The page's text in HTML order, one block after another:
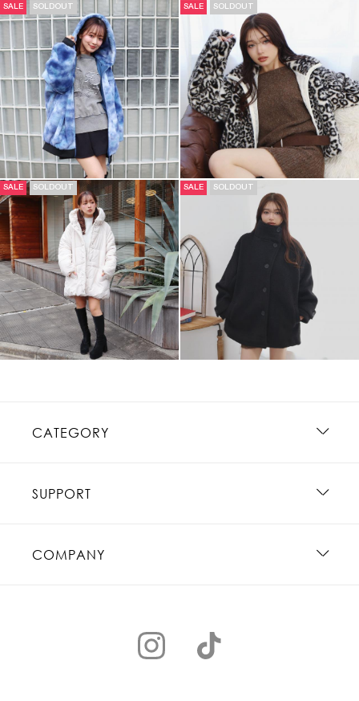
SALE SOLDOUT SALE SOLDOUT
SALE SOLDOUT SALE SOLDOUT
CATEGORY
SUPPORT
COMPANY